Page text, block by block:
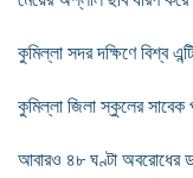
কুমিল্লা সদর দক্ষিণে বিশ্ব
কুমিল্লা জিলা স্কুলের
আবারও ৪৮ ঘণ্টা অবরোধের